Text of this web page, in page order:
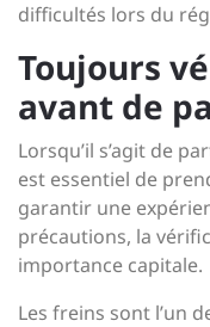
difficultés lors du
Toujours
avant de
Lorsqu’il s’agit de
est essentiel de
garantir une
précautions, la
importance capitale.
Les freins sont l’un